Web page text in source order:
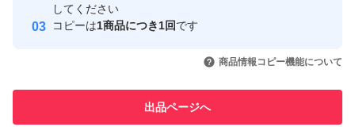
取引実績
引を完了させた実績があります
での取引実績があります
してください
コピーは1商品につき1回です
商品情報コピー機能について
出品ページへ